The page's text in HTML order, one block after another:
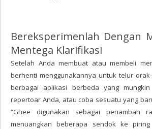
Bereksperimenlah Dengan
Mentega Klarifikasi
Setelah Anda membuat atau membeli
berhenti menggunakannya untuk telur
berbagai aplikasi berbeda yang
repertoar Anda, atau coba sesuatu yang
“Ghee digunakan sebagai penambah
menuangkan beberapa sendok ke